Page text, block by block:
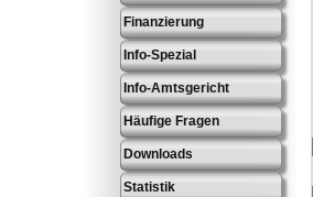
Finanzierung
Info-Spezial
Info-Amtsgericht
Häufige Fragen
Downloads
Statistik